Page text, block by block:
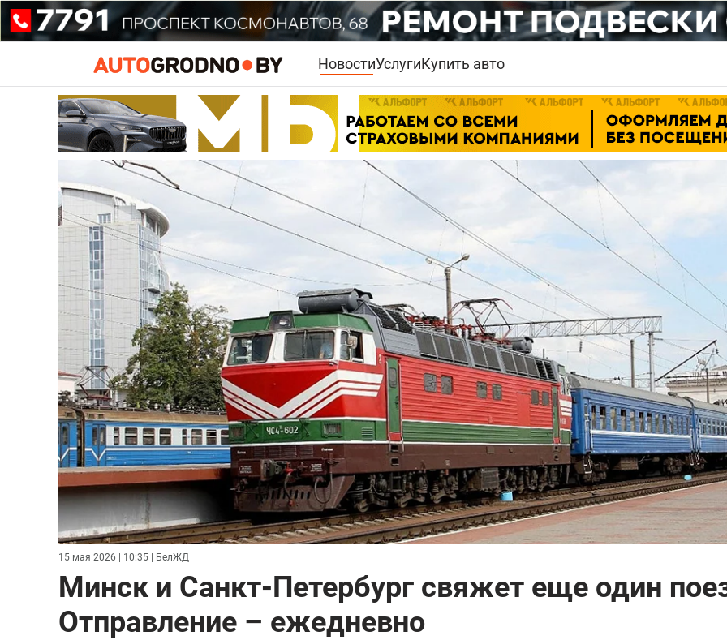
НовостиУслугиКупить авто
15 мая 2026 | 10:35 | БелЖД
Минск и Санкт-Петербург свяжет еще один
Отправление – ежедневно